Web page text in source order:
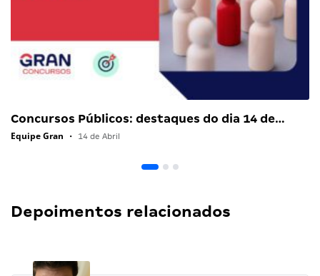
Concursos Públicos: destaques do dia 14 de…
Equipe Gran • 14 de Abril
Depoimentos relacionados